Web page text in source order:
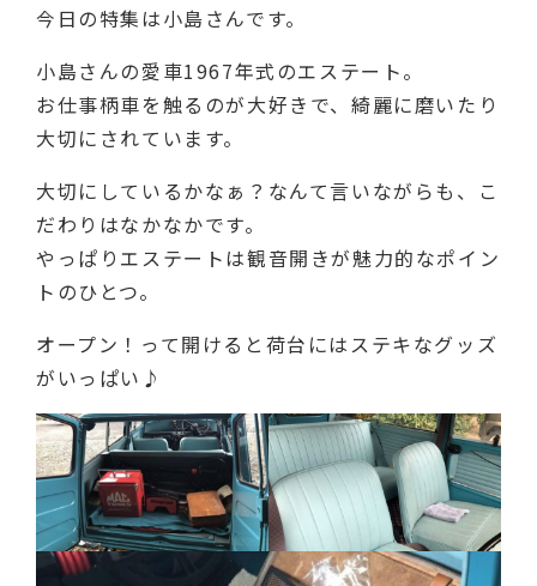
今日の特集は小島さんです。
小島さんの愛車1967年式のエステート。
お仕事柄車を触るのが大好きで、綺麗に磨いたり
大切にされています。
大切にしているかなぁ？なんて言いながらも、こ
だわりはなかなかです。
やっぱりエステートは観音開きが魅力的なポイン
トのひとつ。
オープン！って開けると荷台にはステキなグッズ
がいっぱい♪